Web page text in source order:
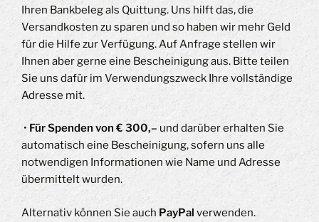
Ihren Bankbeleg als Quittung. Uns hilft das, die
Versandkosten zu sparen und so haben wir mehr Geld
für die Hilfe zur Verfügung. Auf Anfrage stellen wir
Ihnen aber gerne eine Bescheinigung aus. Bitte teilen
Sie uns dafür im Verwendungszweck Ihre vollständige
Adresse mit.
• Für Spenden von € 300,– und darüber erhalten Sie
automatisch eine Bescheinigung, sofern uns alle
notwendigen Informationen wie Name und Adresse
übermittelt wurden.
Alternativ können Sie auch PayPal verwenden.